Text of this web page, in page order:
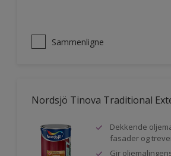
Sammenligne
Nordsjö Tinova Traditional
Dekkende
fasader og
Gir